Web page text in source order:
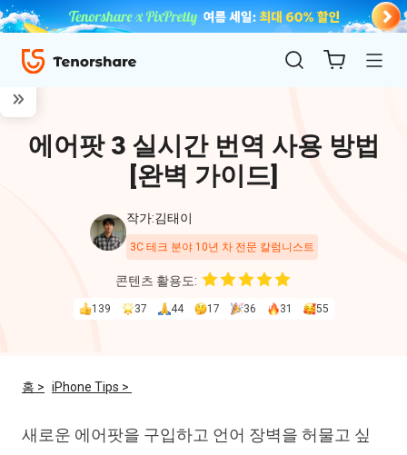
for iOS
iOS
iAnyGo
에어팟 3 실시간 번역 사용 방법
[완벽 가이드]
작가:김태이
3C 테크 분야 10년 차 전문 칼럼니스트
콘텐츠 활용도:
139 37 44 17 36 31 55
홈 > iPhone Tips >
새로운 에어팟을 구입하고 언어 장벽을 허물고 싶